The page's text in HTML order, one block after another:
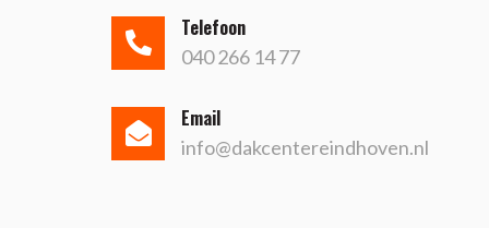
Telefoon
040 266 14 77
Email
info@dakcentereindhoven.nl